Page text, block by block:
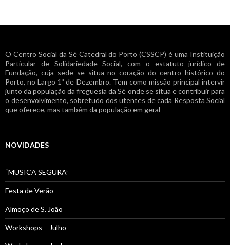
artigos
O Centro Social da Sé Catedral do Porto (CSSCP) é uma Instituição
Particular de Solidariedade Social, com o estatuto jurídico de
Fundação, cuja sede se situa no coração do centro histórico do
Porto, no Largo 1º de Dezembro. Tem como missão principal intervir
junto da população da freguesia da Sé onde se situa e contribuir para
o desenvolvimento, sobretudo dos utentes de cada Resposta Social
que oferece, mas também da população em geral
NOVIDADES
“MUSICA SEGURA”
Festa de Verão
Almoço de S. João
Workshops – Julho